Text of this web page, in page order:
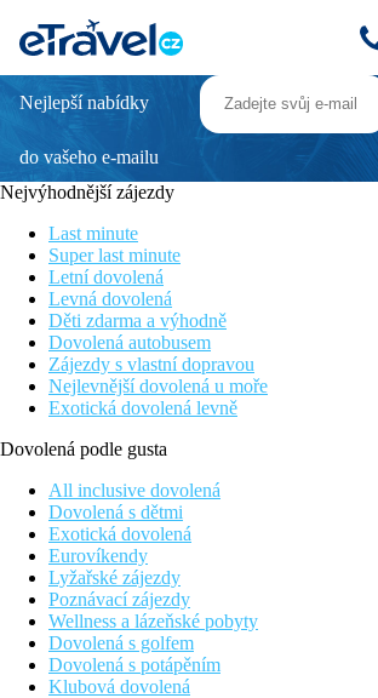
3HB GUARANA
Fotogalerie
Nejlepší nabídky
do vašeho e-mailu
Nejvýhodnější zájezdy
Last minute
Super last minute
Letní dovolená
Levná dovolená
Děti zdarma a výhodně
Dovolená autobusem
Zájezdy s vlastní dopravou
Nejlevnější dovolená u moře
Exotická dovolená levně
Dovolená podle gusta
All inclusive dovolená
Dovolená s dětmi
Exotická dovolená
Eurovíkendy
Lyžařské zájezdy
Poznávací zájezdy
Wellness a lázeňské pobyty
Dovolená s golfem
Dovolená s potápěním
Klubová dovolená